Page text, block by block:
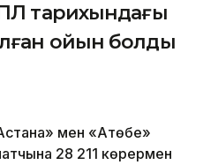
тарихындағы
ойын болды
мен «Ақтөбе»
28 211 көрермен